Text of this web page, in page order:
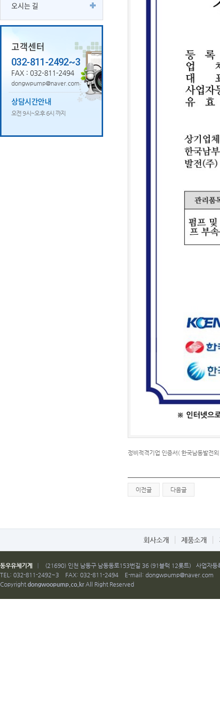
오시는 길
고객센터
032-811-2492~3
FAX : 032-811-2494
dongwpump@naver.com
상담시간안내
오전 9시~오후 6시 까지
정비적격기업 인증서( 한국남동발전
이전글 다음글
회사소개 제품소개
동우유체기계 (21690) 인천 남동구 남동동로153번길 36 (91블럭 12롯트)
사업자
TEL: 032-811-2492~3
FAX: 032-811-2494 E-mail: dongwpump@naver.com
Copyright dongwoopump.co.krAll Right Reserved